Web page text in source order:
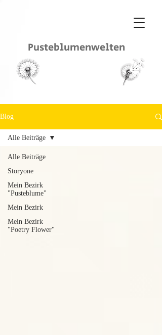
Pusteblumenwelten
Blog
Alle Beiträge
Storyone
Mein Bezirk
"Pusteblume"
Mein Bezirk
Mein Bezirk
"Poetry Flower"
Alle Beiträge